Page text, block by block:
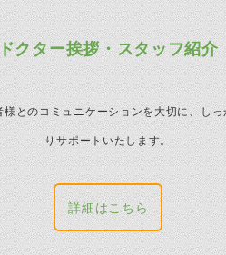
クター挨拶・スタッフ紹介
様とのコミュニケーションを大切に、しっ
りサポートいたします。
詳細はこちら